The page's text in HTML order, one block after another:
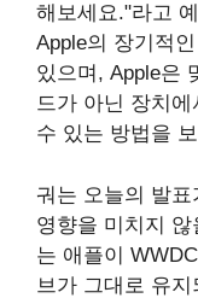
해보세요."라고
Apple의 장기적
있으며, Apple은
드가 아닌 장치
수 있는 방법을
궈는 오늘의 발
영향을 미치지
는 애플이
브가 그대로 유